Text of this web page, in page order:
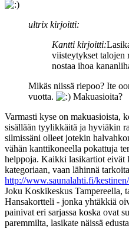
ultrix kirjoitti:
Kantti kirjoitti:
viisteytykset talojen
nostaa ihoa
Mikäs niissä riepoo? Ite
vuotta.
Makuasioita?
Varmasti kyse on makuasioista,
sisällään tyylikkäitä ja hyviäkin
silmissäni olleet jotekin
vähän kanttikoneella pokattuja
helppoja. Kaikki lasikartiot eivät
kategoriaan, vaan lähinnä
http://www.saunalahti.fi/
Joku Koskikeskus Tampereella,
Hansakortteli - jonka yhtäkkiä
painivat eri sarjassa koska ovat
paremmilta, lasikate näissä